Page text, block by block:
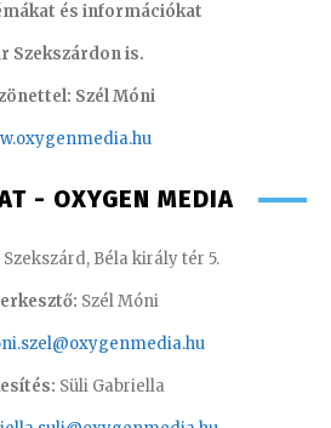
és információkat
Szekszárdon is.
Szél Móni
- OXYGEN MEDIA
Szekszárd, Béla király tér 5.
Szél Móni
Süli Gabriella